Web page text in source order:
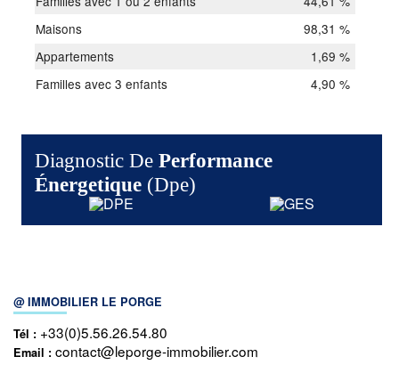
Maisons
98,31 %
Appartements
1,69 %
Familles avec 3 enfants
4,90 %
Diagnostic De Performance
Énergetique (dpe)
@ IMMOBILIER LE PORGE
Tél : +33(0)5.56.26.54.80
Email : contact@leporge-immobilier.com